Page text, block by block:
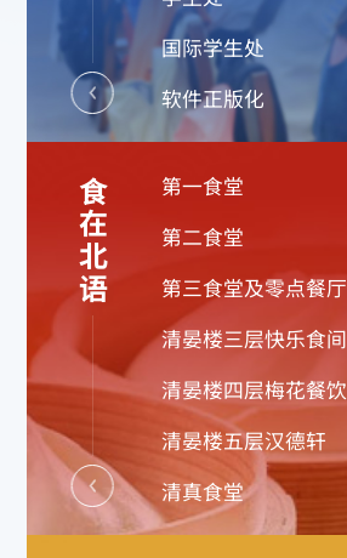
国际学生处
软件正版化
食在北语
第一食堂
第二食堂
第三食堂及零点餐厅
清晏楼三层快乐食间
清晏楼四层梅花餐饮
清晏楼五层汉德轩
清真食堂
超市